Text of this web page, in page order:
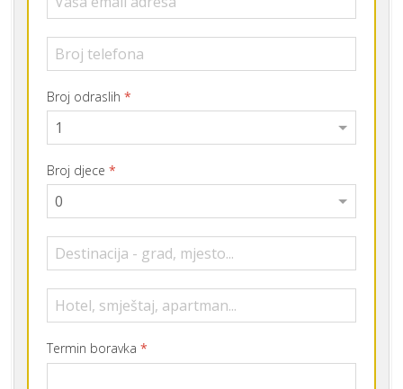
Broj odraslih *
Broj djece *
Termin boravka *